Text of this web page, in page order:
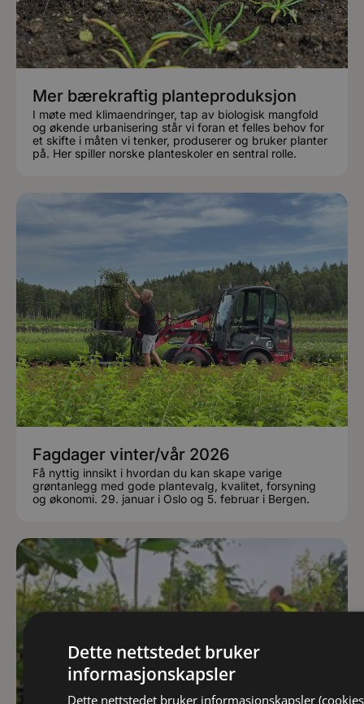
Mer bærekraftig planteproduksjon
I møte med klimaendringer, tap av biologisk mangfold
og økende urbanisering står vi foran et felles behov for
et skifte i måten vi tenker, produserer og bruker planter
på. Her spiller norske planteskoler en sentral rolle.
Fagdager vinter/vår 2026
Få nyttig innsikt i hvordan du kan skape varige
grøntanlegg med gode plantevalg, kvalitet, forsyning
og økonomi. 29. januar i Oslo og 5. februar i Bergen.
Dette nettstedet bruker
informasjonskapsler
Dette nettstedet bruker informasjonskapsler